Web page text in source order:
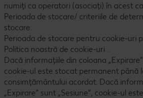
numiți ca operatori (asociați) în acest
Perioada de stocare/ criteriile de
stocare:
Perioada de stocare pentru cookie-uri
Politica noastră de cookie-uri .
Dacă informațiile din coloana
cookie-ul este stocat permanent până
consimțământului acordat. Dacă
„Expirare” sunt „Sesiune”, cookie-ul